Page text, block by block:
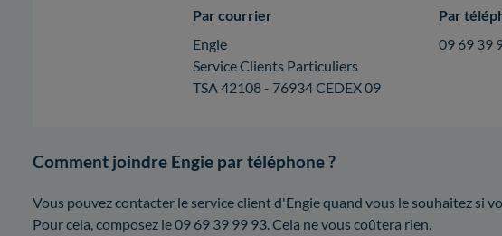
Par courrier
Engie
Service Clients Particuliers
TSA 42108 - 76934 CEDEX 09
Par
09 69 39
Comment joindre Engie par téléphone ?
Vous pouvez contacter le service client d'Engie quand vous le souhaitez si
Pour cela, composez le 09 69 39 99 93. Cela ne vous coûtera rien.